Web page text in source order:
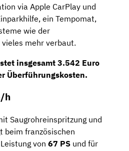
via Apple CarPlay und
ein Tempomat,
wie der
mehr verbaut.
insgesamt 3.542 Euro
Überführungskosten.
h
Saugrohreinspritzung und
beim französischen
von 67 PS und für